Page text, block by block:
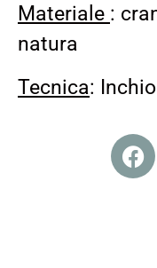
Materiale :
natura
Tecnica: